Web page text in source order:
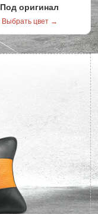
Под оригинал
Выбрать цвет →